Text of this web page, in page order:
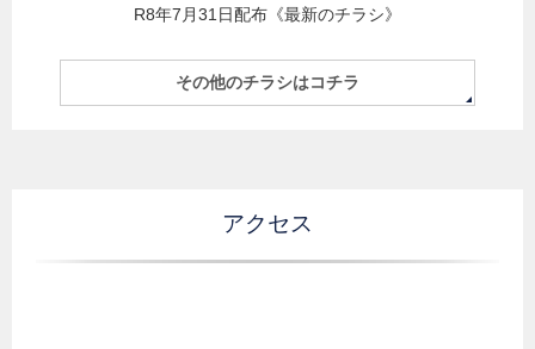
R8年7月31日配布《最新のチラシ》
その他のチラシはコチラ
アクセス